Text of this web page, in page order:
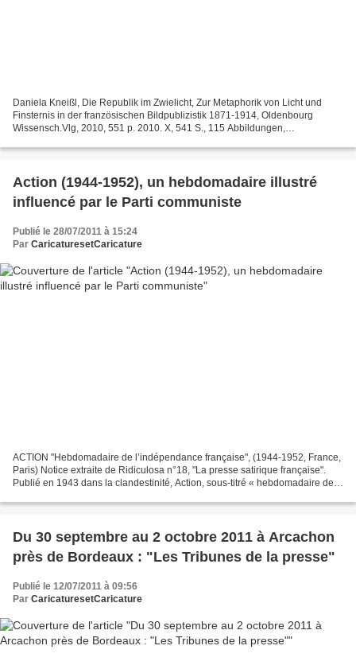
Daniela Kneißl, Die Republik im Zwielicht, Zur Metaphorik von Licht und
Finsternis in der französischen Bildpublizistik 1871-1914, Oldenbourg
Wissensch.Vlg, 2010, 551 p. 2010. X, 541 S., 115 Abbildungen,
Action (1944-1952), un hebdomadaire illustré
influencé par le Parti communiste
Publié le 28/07/2011 à 15:24
Par CaricaturesetCaricature
ACTION "Hebdomadaire de l’indépendance française", (1944-1952, France,
Paris) Notice extraite de Ridiculosa n°18, "La presse satirique française".
Publié en 1943 dans la clandestinité, Action, sous-titré « hebdomadaire de
Du 30 septembre au 2 octobre 2011 à Arcachon
près de Bordeaux : "Les Tribunes de la presse"
Publié le 12/07/2011 à 09:56
Par CaricaturesetCaricature